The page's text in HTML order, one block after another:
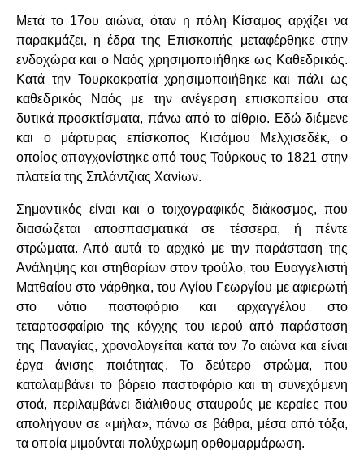
Μετά το 17ου αιώνα, όταν η πόλη Κίσαμος αρχίζει να
παρακμάζει, η έδρα της Επισκοπής μεταφέρθηκε στην
ενδοχώρα και ο Ναός χρησιμοποιήθηκε ως Καθεδρικός.
Κατά την Τουρκοκρατία χρησιμοποιήθηκε και πάλι ως
καθεδρικός Ναός με την ανέγερση επισκοπείου στα
δυτικά προσκτίσματα, πάνω από το αίθριο. Εδώ διέμενε
και ο μάρτυρας επίσκοπος Κισάμου Μελχισεδέκ, ο
οποίος απαγχονίστηκε από τους Τούρκους το 1821 στην
πλατεία της Σπλάντζιας Χανίων.
Σημαντικός είναι και ο τοιχογραφικός διάκοσμος, που
διασώζεται αποσπασματικά σε τέσσερα, ή πέντε
στρώματα. Από αυτά το αρχικό με την παράσταση της
Ανάληψης και στηθαρίων στον τρούλο, του Ευαγγελιστή
Ματθαίου στο νάρθηκα, του Αγίου Γεωργίου με αφιερωτή
στο νότιο παστοφόριο και αρχαγγέλου στο
τεταρτοσφαίριο της κόγχης του ιερού από παράσταση
της Παναγίας, χρονολογείται κατά τον 7ο αιώνα και είναι
έργα άνισης ποιότητας. Το δεύτερο στρώμα, που
καταλαμβάνει το βόρειο παστοφόριο και τη συνεχόμενη
στοά, περιλαμβάνει διάλιθους σταυρούς με κεραίες που
απολήγουν σε «μήλα», πάνω σε βάθρα, μέσα από τόξα,
τα οποία μιμούνται πολύχρωμη ορθομαρμάρωση.